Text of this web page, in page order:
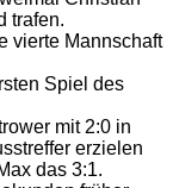
trafen.
vierte Mannschaft
Spiel des
mit 2:0 in
erzielen
das 3:1.